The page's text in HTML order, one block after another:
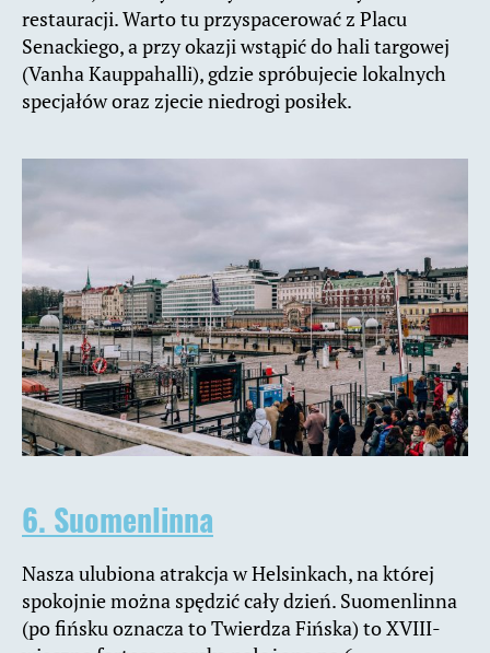
restauracji. Warto tu przyspacerować z Placu
Senackiego, a przy okazji wstąpić do hali targowej
(Vanha Kauppahalli), gdzie spróbujecie lokalnych
specjałów oraz zjecie niedrogi posiłek.
6. Suomenlinna
Nasza ulubiona atrakcja w Helsinkach, na której
spokojnie można spędzić cały dzień. Suomenlinna
(po fińsku oznacza to Twierdza Fińska) to XVIII-